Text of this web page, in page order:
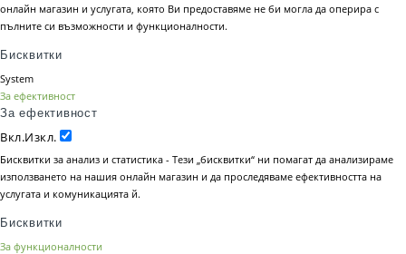
онлайн магазин и услугата, която Ви предоставяме не би могла да оперира с
пълните си възможности и функционалности.
Бисквитки
System
За ефективност
За ефективност
Вкл.Изкл.
Бисквитки за анализ и статистика - Тези „бисквитки“ ни помагат да анализираме
използването на нашия онлайн магазин и да проследяваме ефективността на
услугата и комуникацията й.
Бисквитки
За функционалности